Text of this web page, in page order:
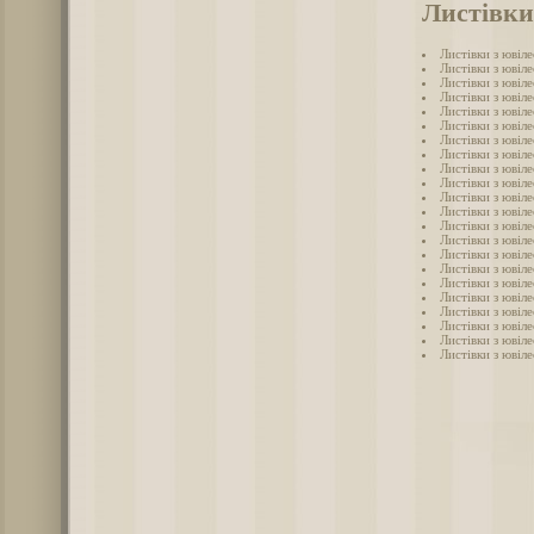
Листівки з
Листівки з
Листівки з
Листівки з
Листівки з
Листівки з
Листівки з
Листівки з
Листівки з
Листівки з
Листівки з
Листівки з
Листівки з
Листівки з
Листівки з
Листівки з
Листівки з
Листівки з
Листівки з
Листівки з
Листівки з
Листівки з